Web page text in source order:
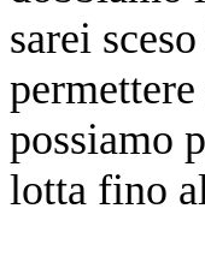
sarei
possiamo
lotta fino